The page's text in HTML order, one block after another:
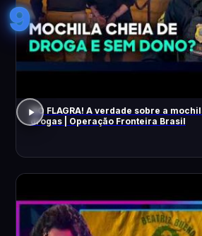
9
NO FLAGRA! A verdade sobre a
drogas | Operação Fronteira Brasil